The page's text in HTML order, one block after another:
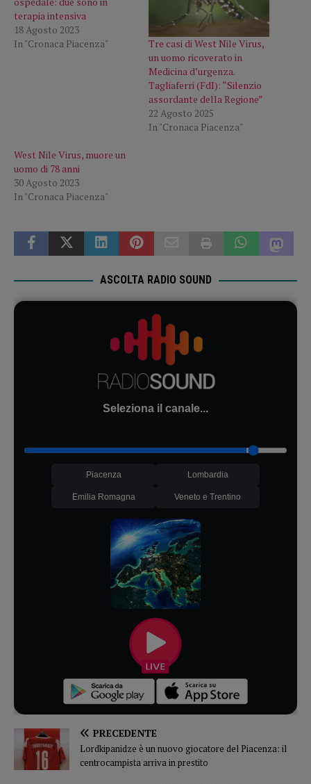
terapia intensiva
18 Agosto 2023
In "Cronaca Piacenza"
Tre casi di West Nile Virus,
un uomo ricoverato in
Medicina d’urgenza.
Tagliaferri (FdI): “Silenzio
assordante della Regione”
22 Agosto 2025
In "Cronaca Piacenza"
West Nile Virus, muore un
uomo di 78 anni
30 Agosto 2023
In "Cronaca Piacenza"
ASCOLTA RADIO SOUND
Seleziona il canale...
Piacenza Lombardia
Emilia Romagna Veneto e Trentino
PRECEDENTE
Lordkipanidze è un nuovo giocatore del Piacenza: il
centrocampista arriva in prestito